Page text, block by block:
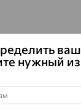
ваш
нужный из